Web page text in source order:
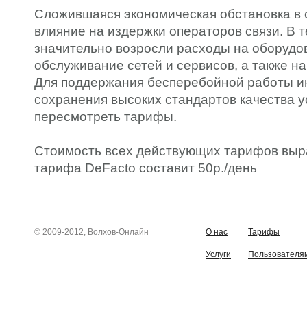
Сложившаяся экономическая обстановка в
влияние на издержки операторов связи. В
значительно возросли расходы на
обслуживание сетей и сервисов, а также
Для поддержания бесперебойной работы
сохранения высоких стандартов качества
пересмотреть тарифы.
Стоимость всех действующих тарифов
тарифа DeFacto составит 50р./день
© 2009-2012, Волхов-Онлайн О нас Тарифы
Услуги